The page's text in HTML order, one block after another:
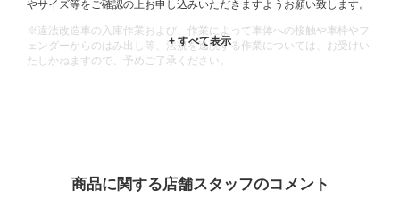
やサイズ等をご確認の上お申し込みいただきますようお願い致します。
※違法改造車の入庫作業および、作業によって車体への接触や車枠やフ
ェンダーからのはみ出し等、法規を逸脱する作業については、お受けい
たしかねますので、予めご了承ください。
商品に関する店舗スタッフのコメント